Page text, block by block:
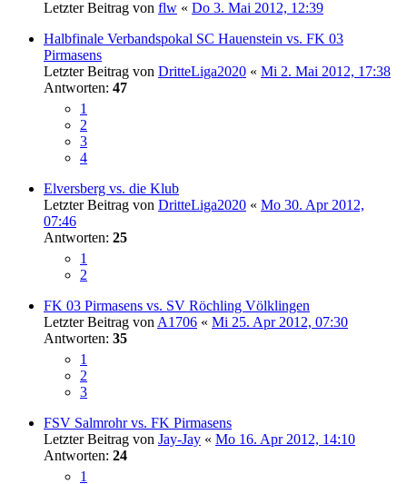
Letzter Beitrag von flw « Do 3. Mai 2012, 12:39
Halbfinale Verbandspokal SC Hauenstein vs. FK 03
Pirmasens
Letzter Beitrag von DritteLiga2020 « Mi 2. Mai 2012, 17:38
Antworten: 47
1
2
3
4
Elversberg vs. die Klub
Letzter Beitrag von DritteLiga2020 « Mo 30. Apr 2012,
07:46
Antworten: 25
1
2
FK 03 Pirmasens vs. SV Röchling Völklingen
Letzter Beitrag von A1706 « Mi 25. Apr 2012, 07:30
Antworten: 35
1
2
3
FSV Salmrohr vs. FK Pirmasens
Letzter Beitrag von Jay-Jay « Mo 16. Apr 2012, 14:10
Antworten: 24
1